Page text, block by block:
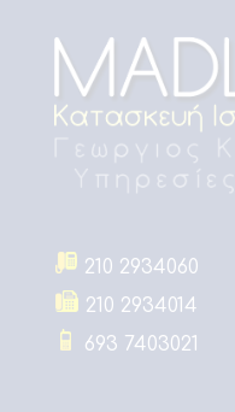
210 2934060
210 2934014
693 7403021